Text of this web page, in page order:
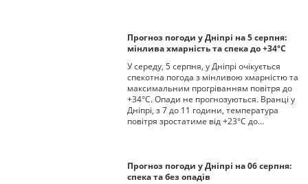
Прогноз погоди у Дніпрі на 5 серпня:
мінлива хмарність та спека до +34°С
У середу, 5 серпня, у Дніпрі очікується
спекотна погода з мінливою хмарністю та
максимальним прогріванням повітря до
+34°С. Опади не прогнозуються. Вранці у
Дніпрі, з 7 до 11 години, температура
повітря зростатиме від +23°С до…
Прогноз погоди у Дніпрі на 06 серпня:
спека та без опадів